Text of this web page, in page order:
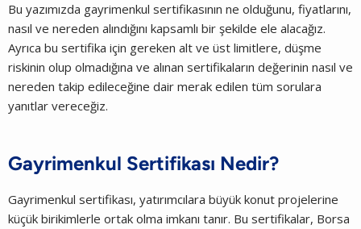
Bu yazımızda gayrimenkul sertifikasının ne olduğunu, fiyatlarını,
nasıl ve nereden alındığını kapsamlı bir şekilde ele alacağız.
Ayrıca bu sertifika için gereken alt ve üst limitlere, düşme
riskinin olup olmadığına ve alınan sertifikaların değerinin nasıl ve
nereden takip edileceğine dair merak edilen tüm sorulara
yanıtlar vereceğiz.
Gayrimenkul Sertifikası Nedir?
Gayrimenkul sertifikası, yatırımcılara büyük konut projelerine
küçük birikimlerle ortak olma imkanı tanır. Bu sertifikalar, Borsa